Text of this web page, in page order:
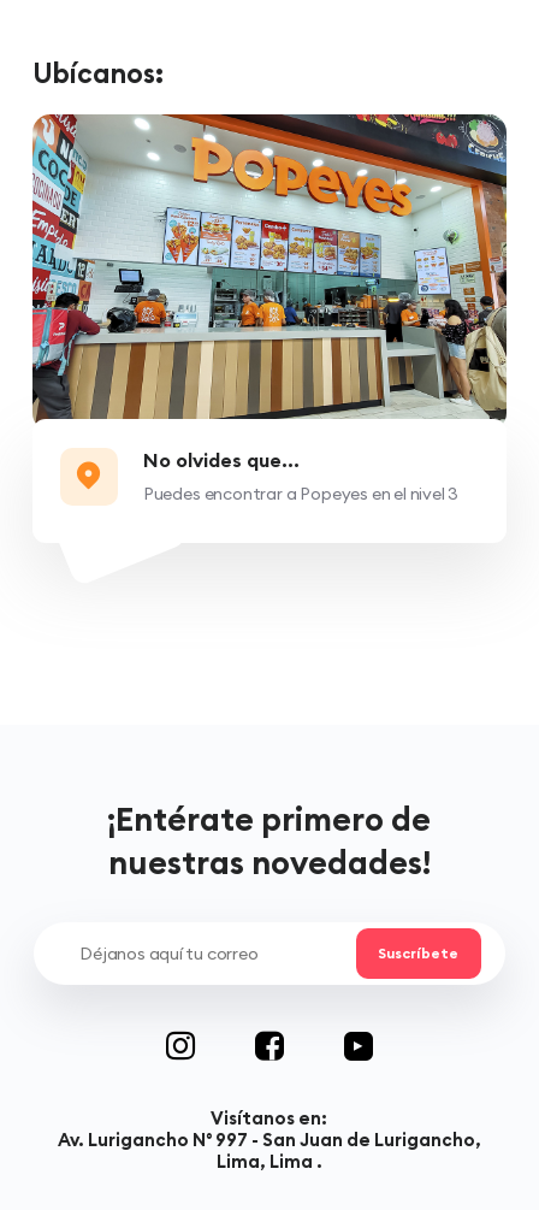
Ubícanos:
No olvides que...
Puedes encontrar a Popeyes en el nivel 3
¡Entérate primero de
nuestras novedades!
Visítanos en:
Av. Lurigancho N° 997 - San Juan de Lurigancho,
Lima, Lima .